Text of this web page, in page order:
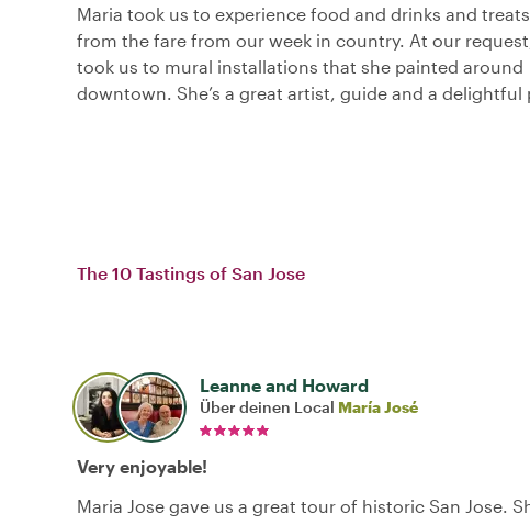
Maria took us to experience food and drinks and
from the fare from our week in country. At our
took us to mural installations that she painted around
downtown. She’s a great artist, guide and a delightful
The 10 Tastings of San Jose
Leanne and Howard
Über deinen Local María José
Very enjoyable!
Maria Jose gave us a great tour of historic San Jose.